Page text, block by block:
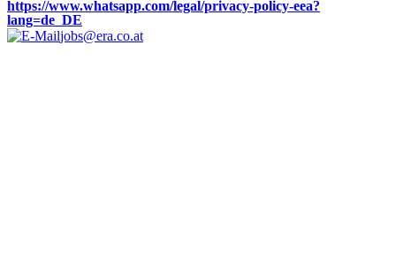
https://www.whatsapp.com/legal/privacy-policy-eea?
lang=de_DE
jobs@era.co.at